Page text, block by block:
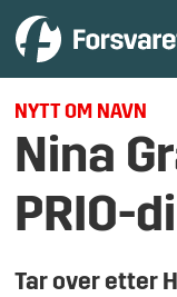
NYTT OM NAVN
Nina
PRIO-
Tar over etter